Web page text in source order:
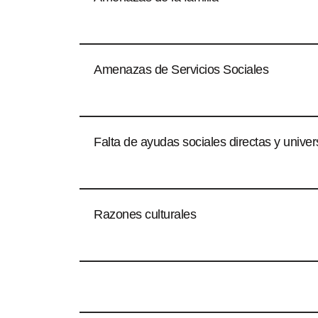
Amenazas de Servicios Sociales
Falta de ayudas sociales directas y
Razones culturales